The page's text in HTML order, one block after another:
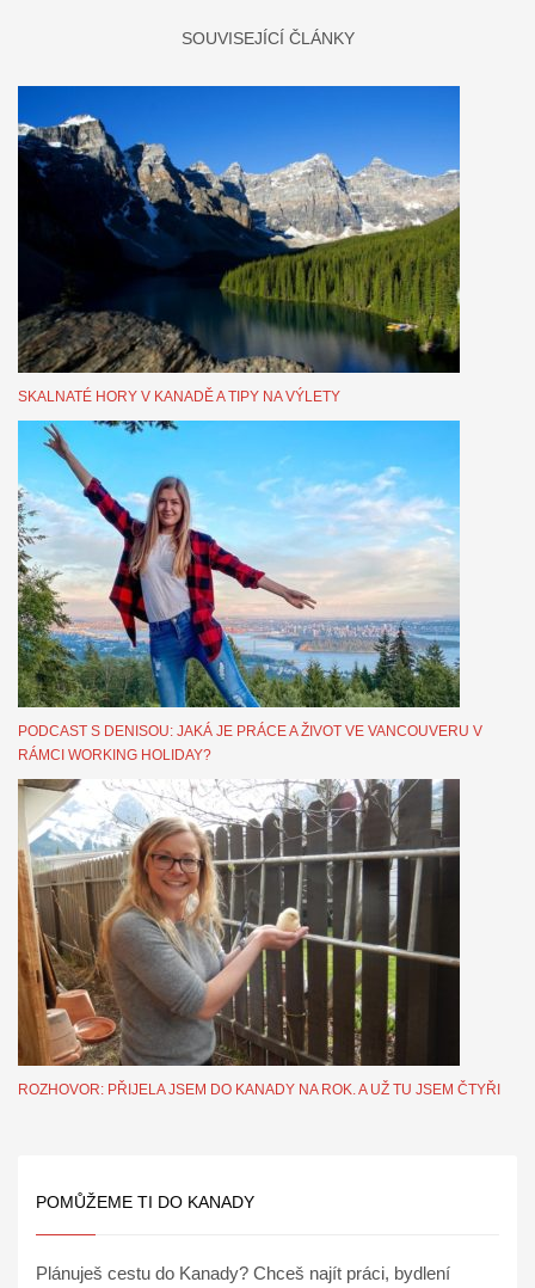
SOUVISEJÍCÍ ČLÁNKY
SKALNATÉ HORY V KANADĚ A TIPY NA VÝLETY
PODCAST S DENISOU: JAKÁ JE PRÁCE A ŽIVOT VE VANCOUVERU V
RÁMCI WORKING HOLIDAY?
ROZHOVOR: PŘIJELA JSEM DO KANADY NA ROK. A UŽ TU JSEM ČTYŘI
POMŮŽEME TI DO KANADY
Plánuješ cestu do Kanady? Chceš najít práci, bydlení